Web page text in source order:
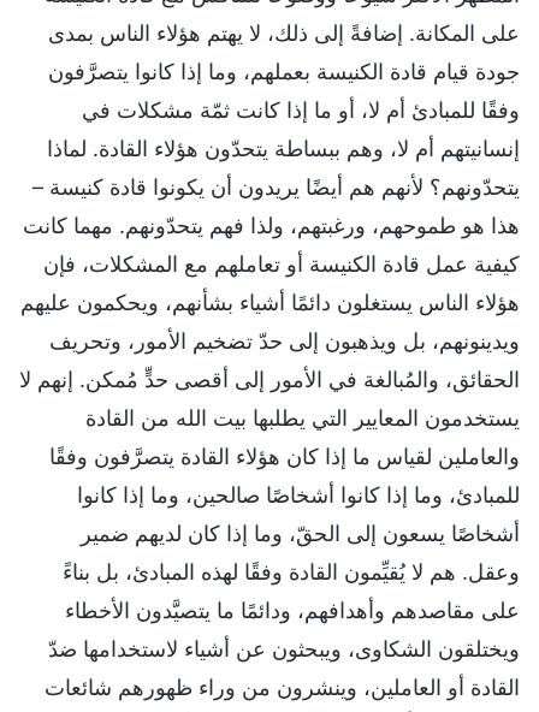
على المكانة. إضافةً إلى ذلك، لا يهتم هؤلاء الناس بمدى
جودة قيام قادة الكنيسة بعملهم، وما إذا كانوا يتصرَّفون
وفقًا للمبادئ أم لا، أو ما إذا كانت ثمّة مشكلات في
إنسانيتهم أم لا، وهم ببساطة يتحدّون هؤلاء القادة. لماذا
يتحدّونهم؟ لأنهم هم أيضًا يريدون أن يكونوا قادة كنيسة –
هذا هو طموحهم، ورغبتهم، ولذا فهم يتحدّونهم. مهما كانت
كيفية عمل قادة الكنيسة أو تعاملهم مع المشكلات، فإن
هؤلاء الناس يستغلون دائمًا أشياء بشأنهم، ويحكمون عليهم
ويدينونهم، بل ويذهبون إلى حدّ تضخيم الأمور، وتحريف
الحقائق، والمُبالغة في الأمور إلى أقصى حدٍّ مُمكن. إنهم لا
يستخدمون المعايير التي يطلبها بيت الله من القادة
والعاملين لقياس ما إذا كان هؤلاء القادة يتصرَّفون وفقًا
للمبادئ، وما إذا كانوا أشخاصًا صالحين، وما إذا كانوا
أشخاصًا يسعون إلى الحقّ، وما إذا كان لديهم ضمير
وعقل. هم لا يُقيِّمون القادة وفقًا لهذه المبادئ، بل بناءً
على مقاصدهم وأهدافهم، ودائمًا ما يتصيَّدون الأخطاء
ويختلقون الشكاوى، ويبحثون عن أشياء لاستخدامها ضدّ
القادة أو العاملين، وينشرون من وراء ظهورهم شائعات